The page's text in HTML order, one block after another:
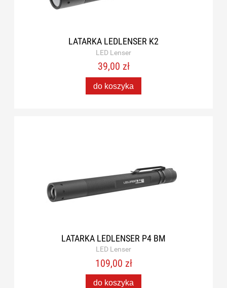
LATARKA LEDLENSER K2
LED Lenser
39,00 zł
do koszyka
LATARKA LEDLENSER P4 BM
LED Lenser
109,00 zł
do koszyka